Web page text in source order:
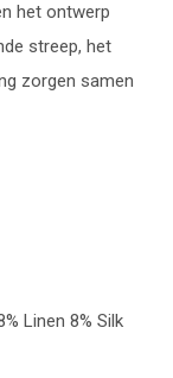
het ontwerp
streep, het
zorgen samen
Linen 8% Silk